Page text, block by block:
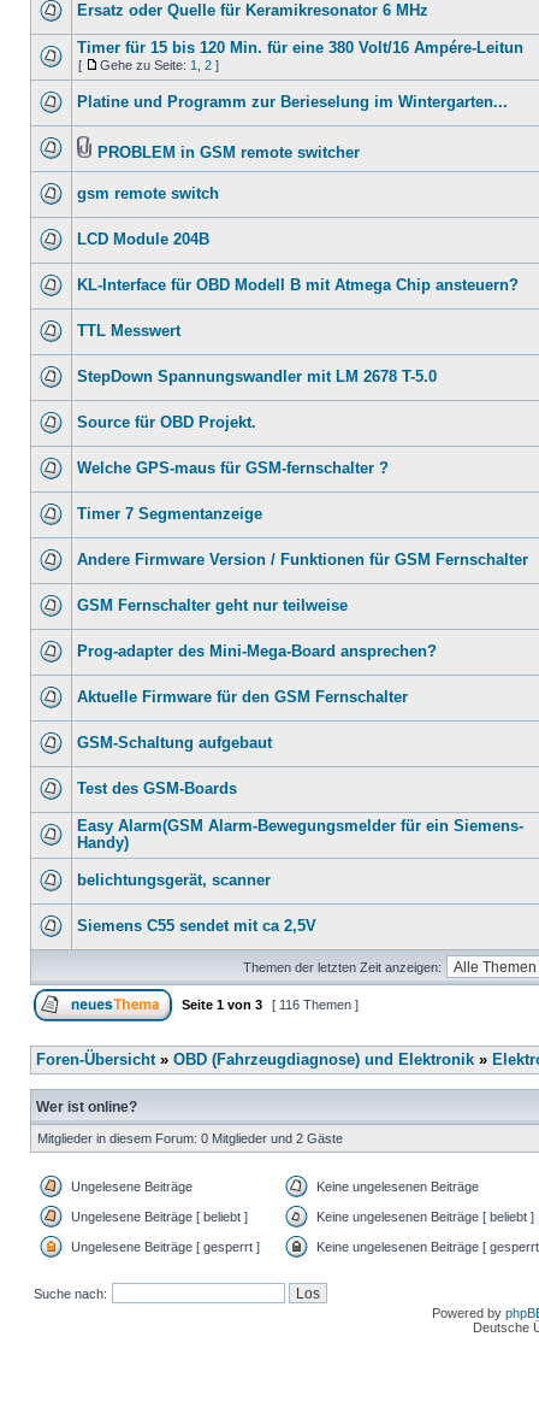
Ersatz oder Quelle für Keramikresonator 6 MHz
Timer für 15 bis 120 Min. für eine 380 Volt/16 Ampére-Leitun
[ Gehe zu Seite: 1 2 ]
Platine und Programm zur Berieselung im Wintergarten...
PROBLEM in GSM remote switcher
gsm remote switch
LCD Module 204B
KL-Interface für OBD Modell B mit Atmega Chip ansteuern?
TTL Messwert
StepDown Spannungswandler mit LM 2678 T-5.0
Source für OBD Projekt.
Welche GPS-maus für GSM-fernschalter ?
Timer 7 Segmentanzeige
Andere Firmware Version / Funktionen für GSM Fernschalter
GSM Fernschalter geht nur teilweise
Prog-adapter des Mini-Mega-Board ansprechen?
Aktuelle Firmware für den GSM Fernschalter
GSM-Schaltung aufgebaut
Test des GSM-Boards
Easy Alarm(GSM Alarm-Bewegungsmelder für ein Siemens-
Handy)
belichtungsgerät, scanner
Siemens C55 sendet mit ca 2,5V
Themen der letzten Zeit anzeigen:
Seite 1 von 3 [ 116 Themen ]
Foren-Übersicht» OBD (Fahrzeugdiagnose) und Elektronik »
Wer ist online?
Mitglieder in diesem Forum: 0 Mitglieder und 2 Gäste
Ungelesene Beiträge Keine ungelesenen Beiträge
Ungelesene Beiträge [ beliebt ] Keine ungelesenen Beiträge [ beliebt ]
Ungelesene Beiträge [ gesperrt ] Keine ungelesenen Beiträge [
Suche nach:
Powered by
Deutsche